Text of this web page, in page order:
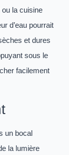
ou la cuisine
d’eau pourrait
et dures
sous le
facilement
un bocal
la lumière